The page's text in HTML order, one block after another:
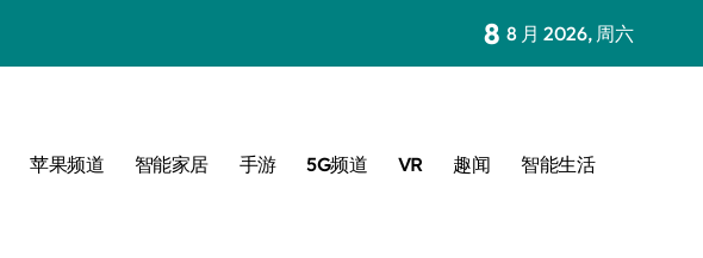
8 8 月 2026, 周六
苹果频道 智能家居 手游 5G频道 VR 趣闻 智能生活